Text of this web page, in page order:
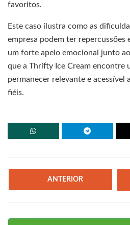
favoritos.
Este caso ilustra como as
empresa podem ter repercussões
um forte apelo emocional junto
que a Thrifty Ice Cream encontre
permanecer relevante e acessível
fiéis.
ANTERIOR